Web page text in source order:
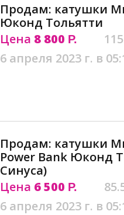
Продам: катушки
Юконд Тольятти
Цена 8 800 Р.
6 апреля 2023 г. в
Продам: катушки
Power Bank Юконд
Синуса)
Цена 6 500 Р.
6 апреля 2023 г. в